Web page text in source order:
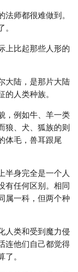
师都很难做到。
上比起那些人形的
大陆，是那片大陆
人类种族。
，例如牛、羊一类
狼、犬、狐族的则
体毛，兽耳跟尾
半身完全是一个人
有任何区别。相同
属一科，但两个种
人类和受到魔力侵
连他们自己都觉得
。